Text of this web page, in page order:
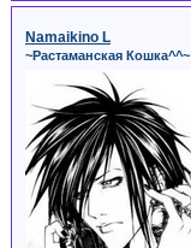
Namaikino L
~Растаманская Кошка^^~